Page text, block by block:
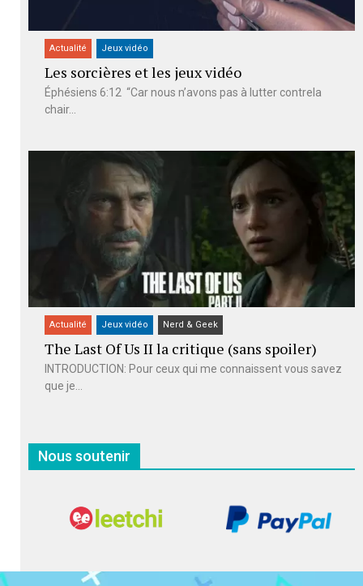
Actualité Jeux vidéo
Les sorcières et les jeux vidéo
Éphésiens 6:12 “Car nous n’avons pas à lutter contrela
chair...
Actualité Jeux vidéo Nerd & Geek
The Last Of Us II la critique (sans spoiler)
INTRODUCTION: Pour ceux qui me connaissent vous savez
que je...
Nous soutenir